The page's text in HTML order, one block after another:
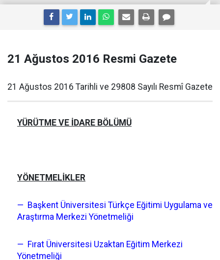
21 Ağustos 2016 Resmi Gazete
21 Ağustos 2016 Tarihli ve 29808 Sayılı Resmî Gazete
YÜRÜTME VE İDARE BÖLÜMÜ
YÖNETMELİKLER
— Başkent Üniversitesi Türkçe Eğitimi Uygulama ve
Araştırma Merkezi Yönetmeliği
— Fırat Üniversitesi Uzaktan Eğitim Merkezi
Yönetmeliği